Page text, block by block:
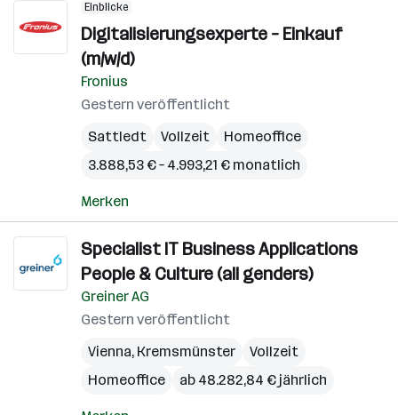
Einblicke
Digitalisierungsexperte – Einkauf
(m/w/d)
Fronius
Gestern veröffentlicht
Sattledt
Vollzeit
Homeoffice
3.888,53 € – 4.993,21 € monatlich
Merken
Specialist IT Business Applications
People & Culture (all genders)
Greiner AG
Gestern veröffentlicht
Vienna, Kremsmünster
Vollzeit
Homeoffice
ab 48.282,84 € jährlich